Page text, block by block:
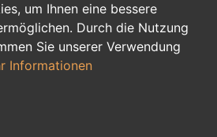
um Ihnen eine bessere
Durch die Nutzung
Sie unserer Verwendung
Informationen
Assistenz, Sekretariat
und Nebenjobs
duale Ausbildung